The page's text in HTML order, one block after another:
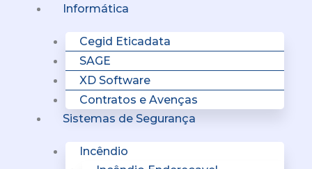
Informática
Cegid Eticadata
SAGE
XD Software
Contratos e Avenças
Sistemas de Segurança
Incêndio
Menu